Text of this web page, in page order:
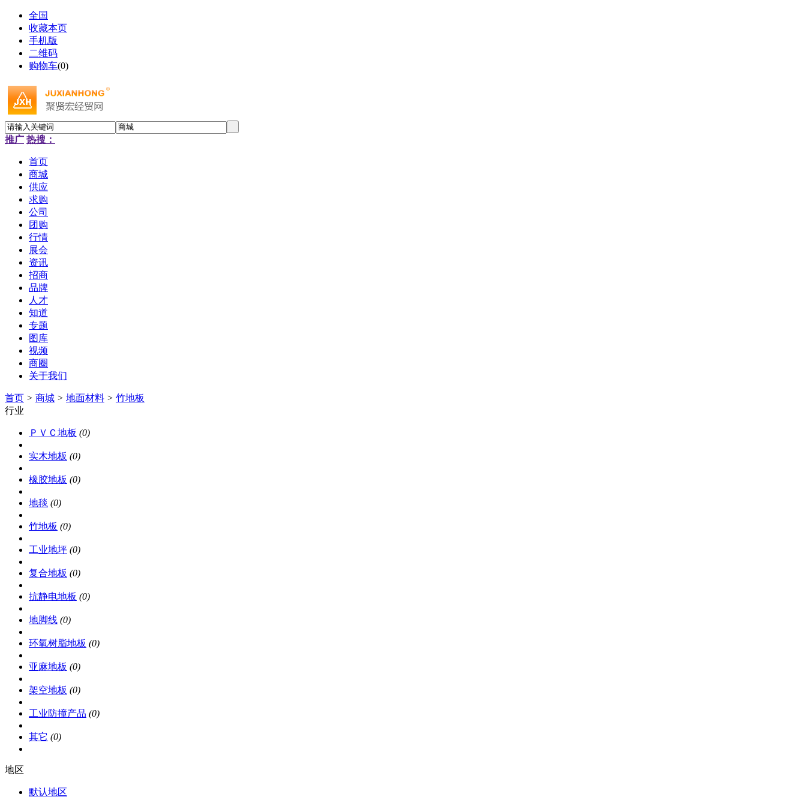
全国
收藏本页
手机版
二维码
购物车(0)
推广 热搜：
首页
商城
供应
求购
公司
团购
行情
展会
资讯
招商
品牌
人才
知道
专题
图库
视频
商圈
关于我们
首页 > 商城 > 地面材料 > 竹地板
行业
ＰＶＣ地板 (0)
实木地板 (0)
橡胶地板 (0)
地毯 (0)
竹地板 (0)
工业地坪 (0)
复合地板 (0)
抗静电地板 (0)
地脚线 (0)
环氧树脂地板 (0)
亚麻地板 (0)
架空地板 (0)
工业防撞产品 (0)
其它 (0)
地区
默认地区